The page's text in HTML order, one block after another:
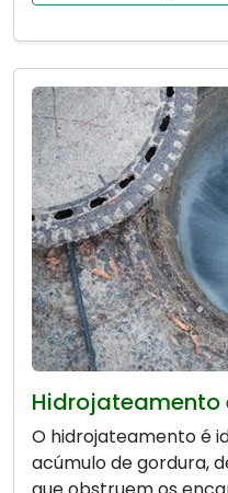
Hidrojateamento
O hidrojateamento é
acúmulo de gordura,